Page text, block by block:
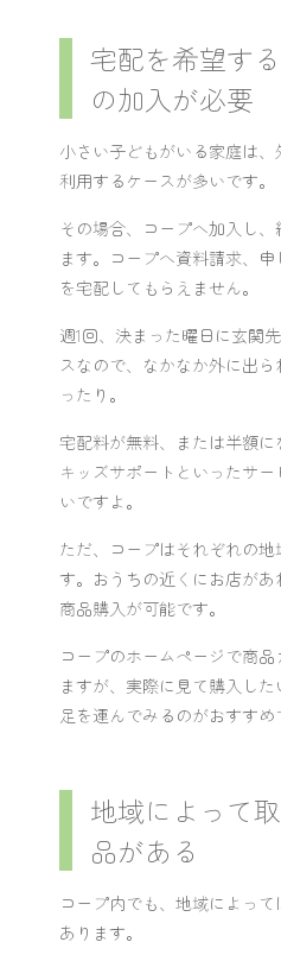
宅配を希望す
の加入が必要
小さい子どもがいる家庭は
利用するケースが多いです。
その場合、コープへ加入し
ます。コープへ資料請求、
を宅配してもらえません。
週1回、決まった曜日に玄関
スなので、なかなか外に出
ったり。
宅配料が無料、または半額
キッズサポートといったサ
いですよ。
ただ、コープはそれぞれの
す。おうちの近くにお店が
商品購入が可能です。
コープのホームページで商
ますが、実際に見て購入し
足を運んでみるのがおすすめ
地域によって
品がある
コープ内でも、地域によっ
あります。